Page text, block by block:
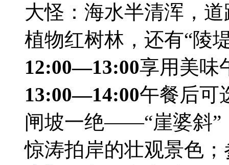
大怪：海水半清浑，
植物红树林，还有“陵
12:00—13:00享用美味
13:00—14:00午餐后可
闸坡一绝——“崖婆斜”
惊涛拍岸的壮观景色